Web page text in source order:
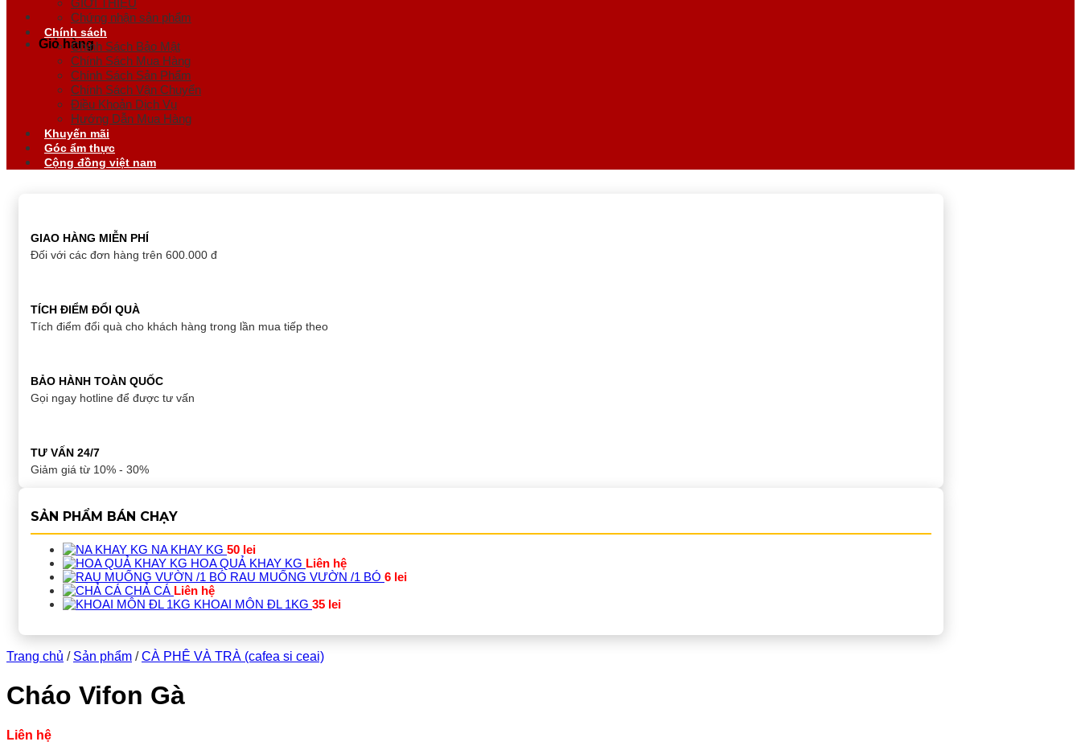
Giỏ hàng
GIỚI THIỆU
Chứng nhận sản phẩm
Chính sách
Chính Sách Bảo Mật
Chính Sách Mua Hàng
Chính Sách Sản Phẩm
Chính Sách Vận Chuyển
Điều Khoản Dịch Vụ
Hướng Dẫn Mua Hàng
Khuyến mãi
Góc ẩm thực
Cộng đồng việt nam
GIAO HÀNG MIỄN PHÍ
Đối với các đơn hàng trên 600.000 đ
TÍCH ĐIỂM ĐỔI QUÀ
Tích điểm đổi quà cho khách hàng trong lần mua tiếp theo
BẢO HÀNH TOÀN QUỐC
Gọi ngay hotline để được tư vấn
TƯ VẤN 24/7
Giảm giá từ 10% - 30%
SẢN PHẨM BÁN CHẠY
NA KHAY KG 50 lei
HOA QUẢ KHAY KG Liên hệ
RAU MUỐNG VƯỜN /1 BÓ 6 lei
CHẢ CÁ Liên hệ
KHOAI MÔN ĐL 1KG 35 lei
Trang chủ / Sản phẩm / CÀ PHÊ VÀ TRÀ (cafea si ceai)
Cháo Vifon Gà
Liên hệ